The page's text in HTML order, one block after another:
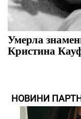
Умерла
Кристина
НОВИНИ